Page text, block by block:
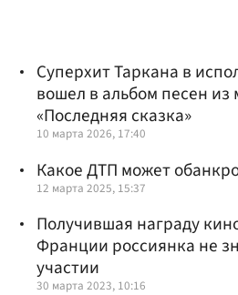
Суперхит Таркана в
вошел в альбом песен
«Последняя сказка»
10 марта 2026, 17:40
Какое ДТП может
12 марта 2025, 15:37
Получившая награду
Франции россиянка не
участии
30 марта 2023, 10:16